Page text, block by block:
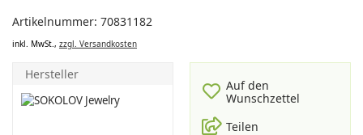
Artikelnummer: 70831182
inkl. MwSt., zzgl. Versandkosten
Hersteller
Auf den
Wunschzettel
Teilen